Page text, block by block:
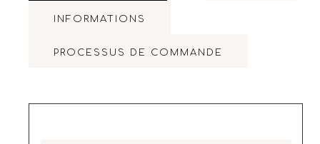
INFORMATIONS
PROCESSUS DE COMMANDE